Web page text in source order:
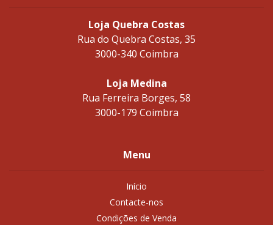
Loja Quebra Costas
Rua do Quebra Costas, 35
3000-340 Coimbra
Loja Medina
Rua Ferreira Borges, 58
3000-179 Coimbra
Menu
Início
Contacte-nos
Condições de Venda